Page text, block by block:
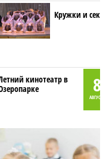
Кружки и
кинотеатр в
8
АВГУСТА